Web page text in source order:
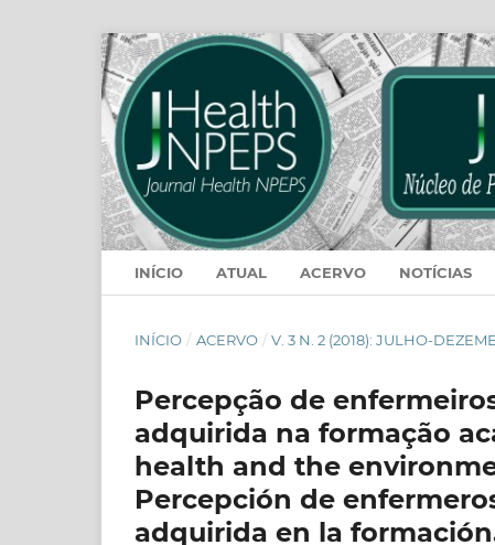
INÍCIO ATUAL ACERVO NOTÍCIAS
INÍCIO / ACERVO / V. 3 N. 2 (2018): JULHO-
Percepção de
adquirida na formação
health and the
Percepción de
adquirida en la